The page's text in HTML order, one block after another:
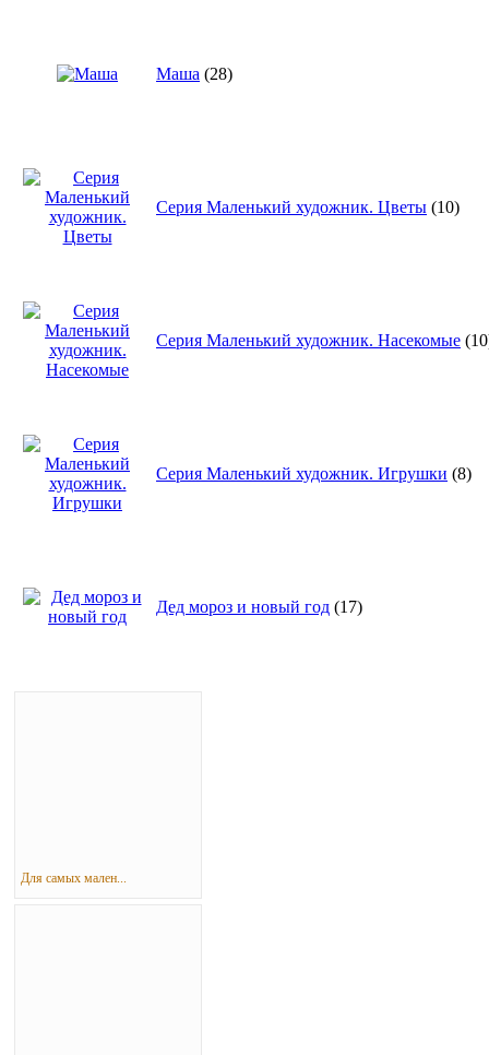
Маша (28)
Серия Маленький художник. Цветы (10)
Серия Маленький художник. Насекомые
Серия Маленький художник. Игрушки (8)
Дед мороз и новый год (17)
Для самых мален...